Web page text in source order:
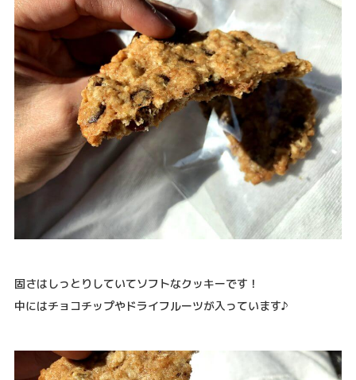
固さはしっとりしていてソフトなクッキーです！
中にはチョコチップやドライフルーツが入っています♪